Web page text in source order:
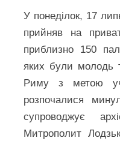
У понеділок, 17
прийняв на
приблизно 150
яких були молодь
Риму з метою
розпочалися
супроводжує
Митрополит